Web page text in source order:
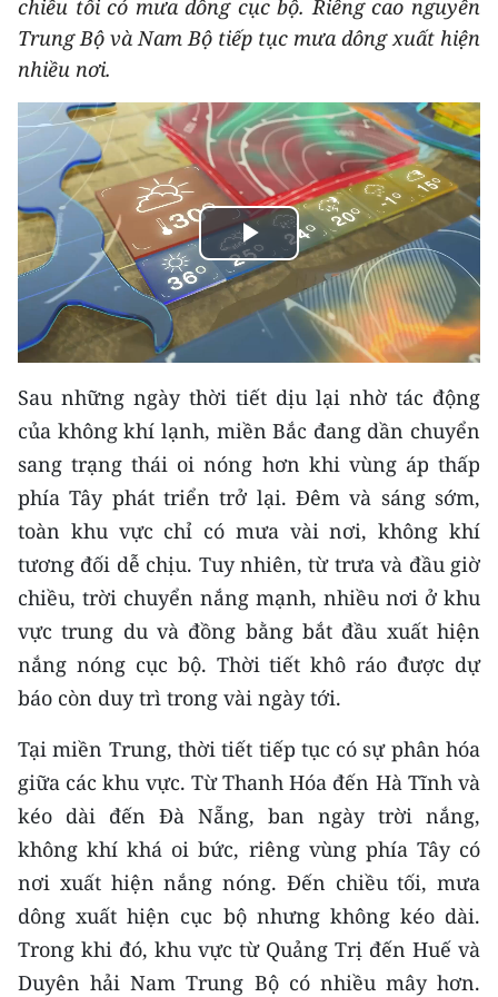
THỂ THAO
GIÁO DỤC
Y TẾ
KHOA HỌC - CÔNG NGHỆ
MÔI TRƯỜNG
BẠN ĐỌC
KIỂM CHỨNG THÔNG TIN
TRI THỨC CHUYÊN SÂU
54 DÂN TỘC VIỆT NAM
CHƯƠNG TRÌNH OCOP - MỖI XÃ
MỘT SẢN PHẨM
RADIO
MEDIA CENTER
E-Magazine
Video
Media Chính trị
Media Kinh tế
Media Văn hóa
Media Xã hội
chiều tối có mưa dông cục bộ. Riêng cao nguyên
Trung Bộ và Nam Bộ tiếp tục mưa dông xuất hiện
nhiều nơi.
Play
Video
Sau những ngày thời tiết dịu lại nhờ tác động
của không khí lạnh, miền Bắc đang dần chuyển
sang trạng thái oi nóng hơn khi vùng áp thấp
phía Tây phát triển trở lại. Đêm và sáng sớm,
toàn khu vực chỉ có mưa vài nơi, không khí
tương đối dễ chịu. Tuy nhiên, từ trưa và đầu giờ
chiều, trời chuyển nắng mạnh, nhiều nơi ở khu
vực trung du và đồng bằng bắt đầu xuất hiện
nắng nóng cục bộ. Thời tiết khô ráo được dự
báo còn duy trì trong vài ngày tới.
Tại miền Trung, thời tiết tiếp tục có sự phân hóa
giữa các khu vực. Từ Thanh Hóa đến Hà Tĩnh và
kéo dài đến Đà Nẵng, ban ngày trời nắng,
không khí khá oi bức, riêng vùng phía Tây có
nơi xuất hiện nắng nóng. Đến chiều tối, mưa
dông xuất hiện cục bộ nhưng không kéo dài.
Trong khi đó, khu vực từ Quảng Trị đến Huế và
Duyên hải Nam Trung Bộ có nhiều mây hơn.